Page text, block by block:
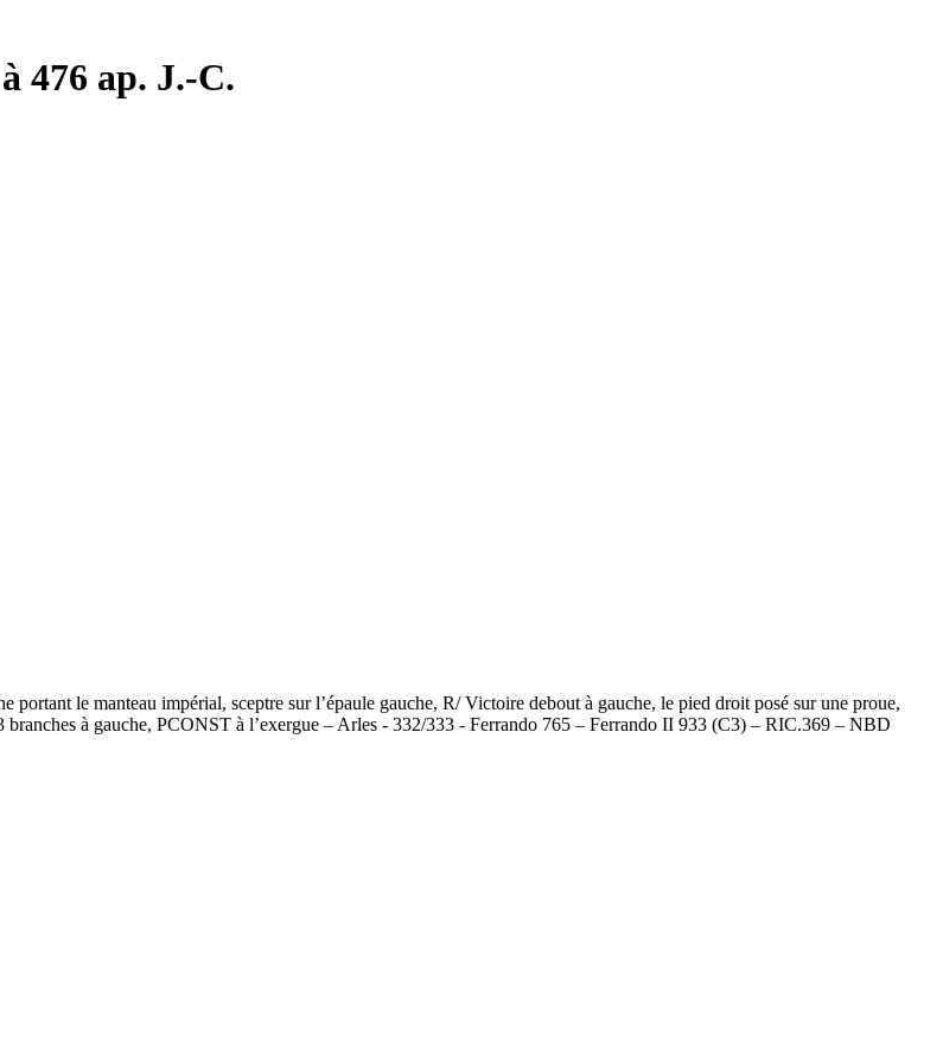
476 ap. J.-C.
le manteau impérial, sceptre sur l’épaule gauche, R/ Victoire debout à gauche, le pied droit posé sur une proue,
branches à gauche, PCONST à l’exergue – Arles - 332/333 - Ferrando 765 – Ferrando II 933 (C3) – RIC.369 – NBD